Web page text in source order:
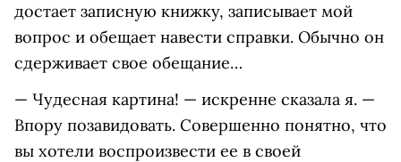
достает записную книжку, записывает мой
вопрос и обещает навести справки. Обычно он
сдерживает свое обещание…
— Чудесная картина! — искренне сказала я. —
Впору позавидовать. Совершенно понятно, что
вы хотели воспроизвести ее в своей